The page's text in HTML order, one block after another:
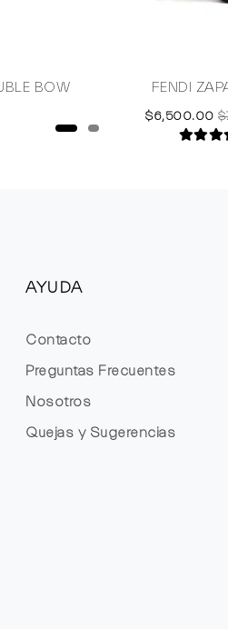
BOW FENDI
$6,500.00
AYUDA
Contacto
Preguntas Frecuentes
Nosotros
Quejas y Sugerencias